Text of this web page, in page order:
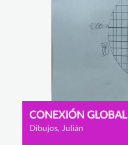
CONEXIÓN GLOBAL
Dibujos, Julián